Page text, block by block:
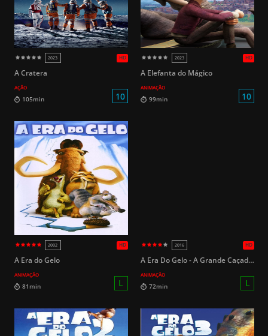
2018
14
A Cratera
AÇÃO
A Elefanta do Mágico
ANIMAÇÃO
A Era do Gelo
ANIMAÇÃO
A Era Do Gelo - A Grande Caçada Aos Ovos De Páscoa
ANIMAÇÃO